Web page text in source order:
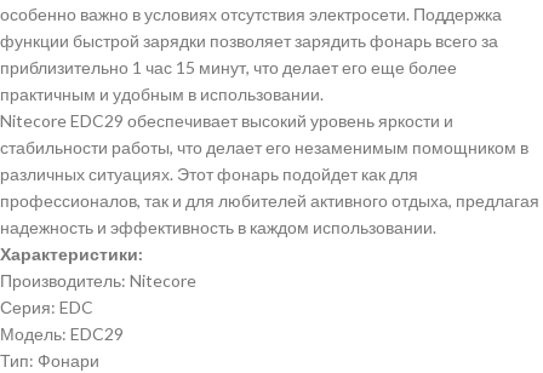
особенно важно в условиях отсутствия электросети. Поддержка
функции быстрой зарядки позволяет зарядить фонарь всего за
приблизительно 1 час 15 минут, что делает его еще более
практичным и удобным в использовании.
Nitecore EDC29 обеспечивает высокий уровень яркости и
стабильности работы, что делает его незаменимым помощником в
различных ситуациях. Этот фонарь подойдет как для
профессионалов, так и для любителей активного отдыха, предлагая
надежность и эффективность в каждом использовании.
Характеристики:
Производитель: Nitecore
Серия: EDC
Модель: EDC29
Тип: Фонари